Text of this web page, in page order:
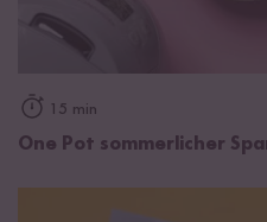
15 min
One Pot sommerlicher